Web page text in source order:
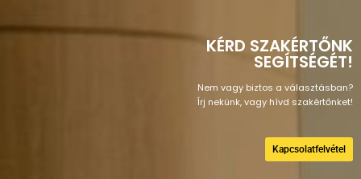
KÉRD SZAKÉRTŐNK
SEGÍTSÉGÉT!
Nem vagy biztos a választásban?
Írj nekünk, vagy hívd szakértőnket!
Kapcsolatfelvétel